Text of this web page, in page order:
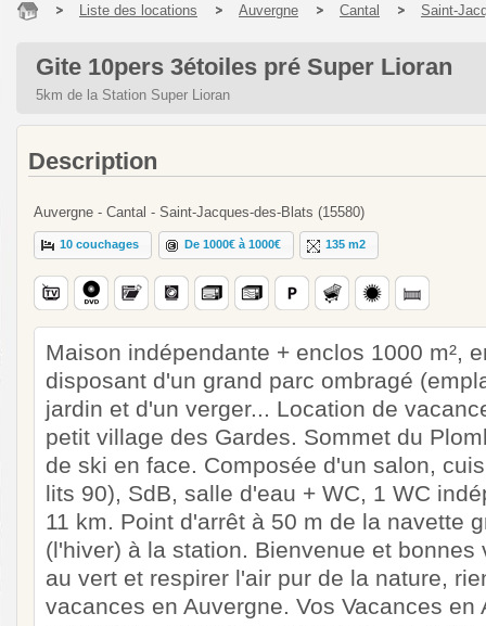
Liste des locations Auvergne Cantal Saint-
Gite 10pers 3étoiles pré Super Lioran
5km de la Station Super Lioran
Description
Auvergne - Cantal - Saint-Jacques-des-Blats (15580)
10 couchages De 1000€ à 1000€ 135 m2
Maison indépendante + enclos 1000 m²,
disposant d'un grand parc ombragé
jardin et d'un verger... Location de
petit village des Gardes. Sommet du
de ski en face. Composée d'un salon,
lits 90), SdB, salle d'eau + WC, 1 WC
11 km. Point d'arrêt à 50 m de la navette
(l'hiver) à la station. Bienvenue et
au vert et respirer l'air pur de la nature,
vacances en Auvergne. Vos Vacances